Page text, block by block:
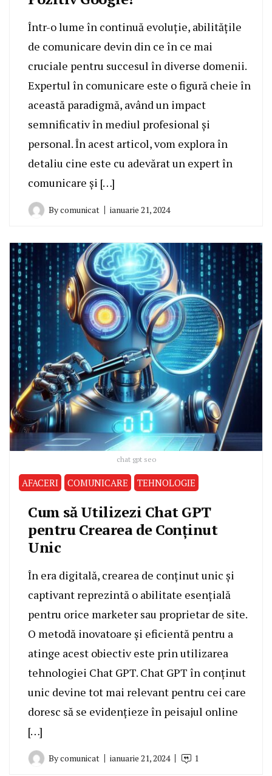
Într-o lume în continuă evoluție, abilitățile
de comunicare devin din ce în ce mai
cruciale pentru succesul în diverse domenii.
Expertul în comunicare este o figură cheie în
această paradigmă, având un impact
semnificativ în mediul profesional și
personal. În acest articol, vom explora în
detaliu cine este cu adevărat un expert în
comunicare și […]
Bycomunicat ianuarie 21, 2024
chat gpt seo
AFACERI COMUNICARE TEHNOLOGIE
Cum să Utilizezi Chat GPT
pentru Crearea de Conținut
Unic
În era digitală, crearea de conținut unic și
captivant reprezintă o abilitate esențială
pentru orice marketer sau proprietar de site.
O metodă inovatoare și eficientă pentru a
atinge acest obiectiv este prin utilizarea
tehnologiei Chat GPT. Chat GPT în conținut
unic devine tot mai relevant pentru cei care
doresc să se evidențieze în peisajul online
[…]
Bycomunicat ianuarie 21, 2024 1